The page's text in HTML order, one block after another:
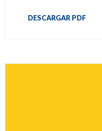
DESCARGAR PDF